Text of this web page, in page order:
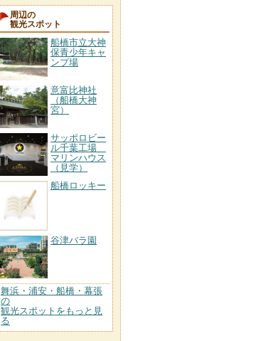
周辺の
観光スポット
船橋市立大神
保青少年キャ
ンプ場
意富比神社
（船橋大神
宮）
サッポロビー
ル千葉工場
マリンハウス
（見学）
船橋ロッキー
谷津バラ園
舞浜・浦安・船橋・幕張
の
観光スポットをもっと見
る